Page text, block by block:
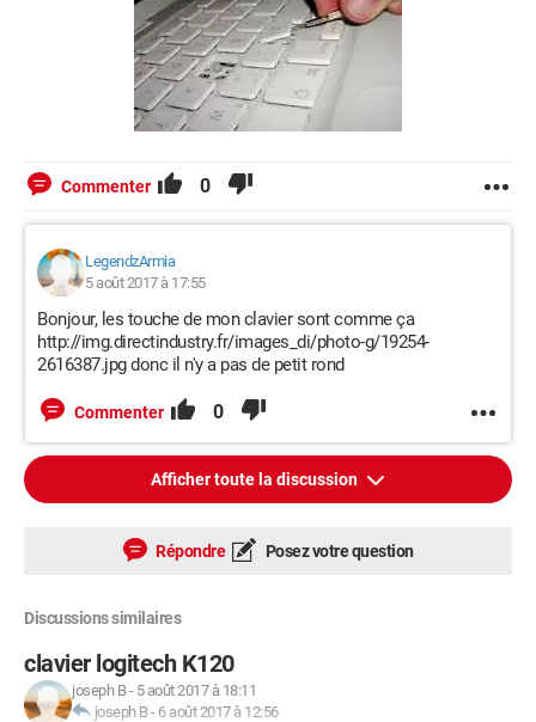
Commenter 0
LegendzArmia
5 août 2017 à 17:55
Bonjour, les touche de mon clavier sont comme ça
http://img.directindustry.fr/images_di/photo-g/19254-
2616387.jpg donc il n'y a pas de petit rond
Commenter 0
Afficher toute la discussion
Répondre Posez votre question
Discussions similaires
clavier logitech K120
joseph B- 5 août 2017 à 18:11
joseph B- 6 août 2017 à 12:56